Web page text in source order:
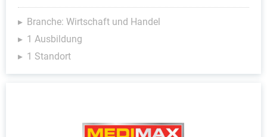
Branche: Wirtschaft und Handel
1 Ausbildung
1 Standort